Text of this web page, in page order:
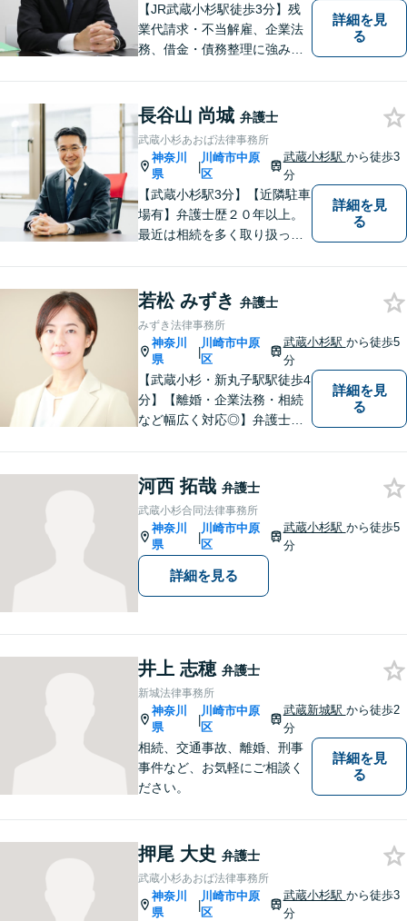
【JR武蔵小杉駅徒歩3分】残
業代請求・不当解雇、企業法
務、借金・債務整理に強み。
電話、メール関わらず素早い
レスポンスを心がけていま
す。【初回の面談無料】【営
業時間外や土日の相談も可】
詳細を見
る
長谷山 尚城 弁護士
武蔵小杉あおば法律事務所
神奈川
県
|
川崎市中原
区
武蔵小杉駅 から徒歩3
分
【武蔵小杉駅3分】【近隣駐車
場有】弁護士歴２０年以上。
最近は相続を多く取り扱って
神的な負担が大きいところも
あります。早めに相談して頂
き、一緒に問題解決に取り組
んでいきたいと考えていま
す。
詳細を見
る
若松 みずき 弁護士
みずき法律事務所
神奈川
県
|
川崎市中原
区
武蔵小杉駅 から徒歩5
分
【武蔵小杉・新丸子駅駅徒歩4
分】【離婚・企業法務・相続
など幅広く対応◎】弁護士歴1
ます。皆様の人生の岐路に真
摯に向き合います。まずはお
気軽にご相談ください！
詳細を見
る
河西 拓哉 弁護士
武蔵小杉合同法律事務所
神奈川
県
|
川崎市中原
区
武蔵小杉駅 から徒歩5
分
詳細を見る
井上 志穂 弁護士
新城法律事務所
神奈川
県
|
川崎市中原
区
武蔵新城駅 から徒歩2
分
相続、交通事故、離婚、刑事
事件など、お気軽にご相談く
ださい。
詳細を見
る
押尾 大史 弁護士
武蔵小杉あおば法律事務所
神奈川
県
|
川崎市中原
区
武蔵小杉駅 から徒歩3
分